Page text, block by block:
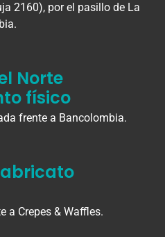
2160), por el pasillo de La
Norte
físico
frente a Bancolombia.
a Crepes & Waffles.